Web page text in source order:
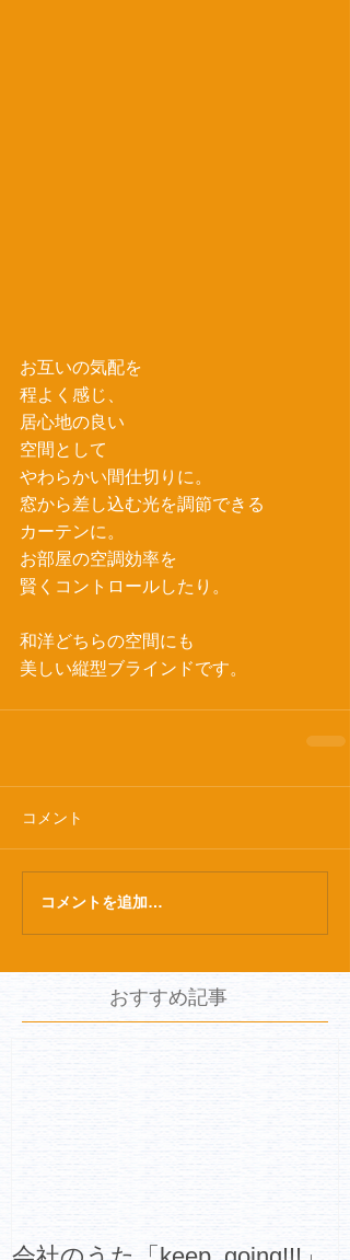
お互いの気配を
程よく感じ、
居心地の良い
空間として
やわらかい間仕切りに。
窓から差し込む光を調節できる
カーテンに。
お部屋の空調効率を
賢くコントロールしたり。
和洋どちらの空間にも
美しい縦型ブラインドです。
コメント
コメントを追加…
おすすめ記事